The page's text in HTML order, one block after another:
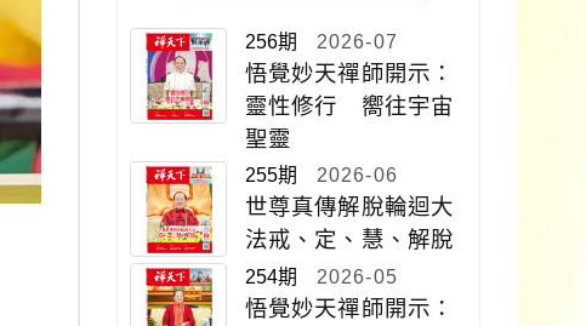
256期 2026-07
悟覺妙天禪師開示：
靈性修行 嚮往宇宙
聖靈
255期 2026-06
世尊真傳解脫輪迴大
法戒、定、慧、解脫
254期 2026-05
悟覺妙天禪師開示：